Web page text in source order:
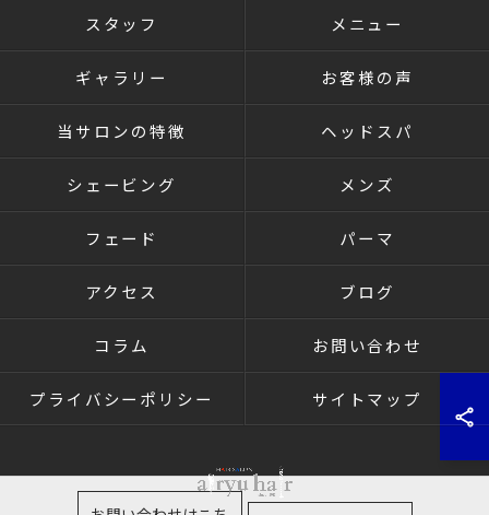
スタッフ メニュー
ギャラリー お客様の声
当サロンの特徴 ヘッドスパ
シェービング メンズ
フェード パーマ
アクセス ブログ
コラム お問い合わせ
プライバシーポリシー サイトマップ